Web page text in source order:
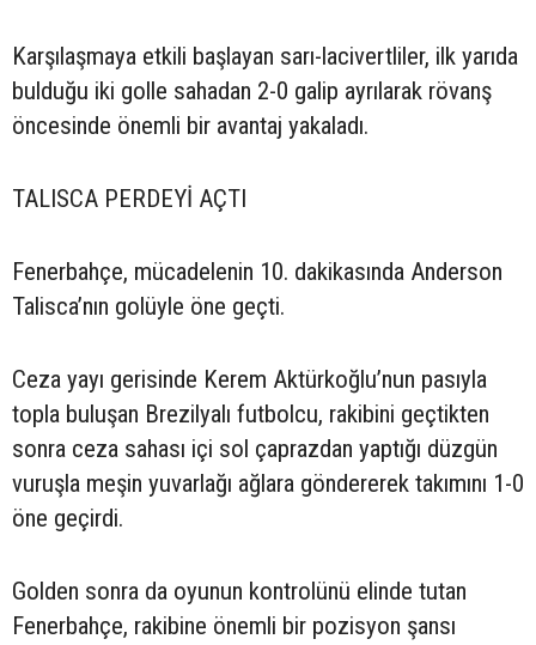
Karşılaşmaya etkili başlayan sarı-lacivertliler, ilk yarıda
bulduğu iki golle sahadan 2-0 galip ayrılarak rövanş
öncesinde önemli bir avantaj yakaladı.
TALISCA PERDEYİ AÇTI
Fenerbahçe, mücadelenin 10. dakikasında Anderson
Talisca’nın golüyle öne geçti.
Ceza yayı gerisinde Kerem Aktürkoğlu’nun pasıyla
topla buluşan Brezilyalı futbolcu, rakibini geçtikten
sonra ceza sahası içi sol çaprazdan yaptığı düzgün
vuruşla meşin yuvarlağı ağlara göndererek takımını 1-0
öne geçirdi.
Golden sonra da oyunun kontrolünü elinde tutan
Fenerbahçe, rakibine önemli bir pozisyon şansı